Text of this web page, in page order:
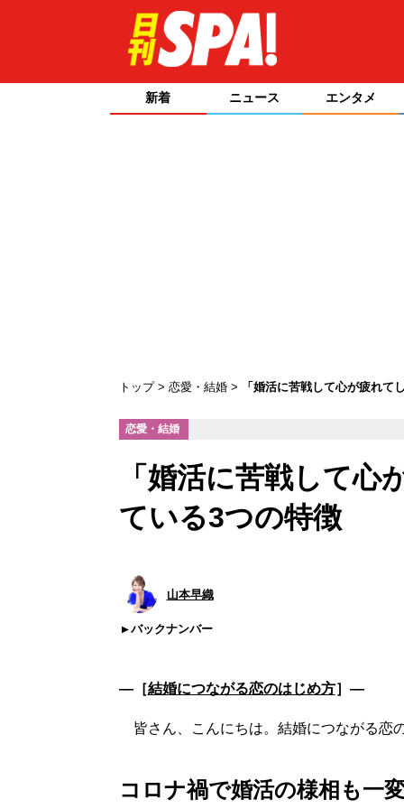
新着 ニュース エンタメ
トップ 恋愛・結婚 「婚活に苦戦して心が疲れて
恋愛・結婚
「婚活に苦戦して
ている3つの特徴
山本早織
バックナンバー
―［結婚につながる恋のはじめ方］―
皆さん、こんにちは。結婚につながる恋
コロナ禍で婚活の様相も一